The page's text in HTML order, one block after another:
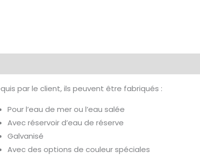
par le client, ils peuvent être fabriqués :
Pour l’eau de mer ou l’eau salée
Avec réservoir d’eau de réserve
Galvanisé
Avec des options de couleur spéciales